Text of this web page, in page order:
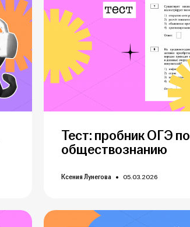
Тест: пробник ОГЭ по
обществознанию
Ксения Лунегова 05.03.2026